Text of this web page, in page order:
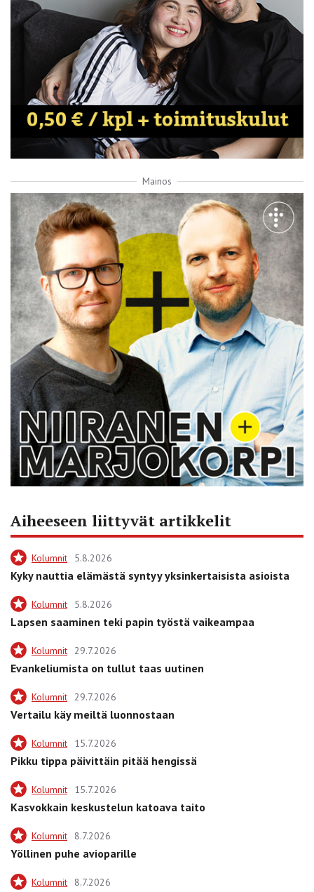
Mainos
Aiheeseen liittyvät artikkelit
Kolumnit 5.8.2026
Kyky nauttia elämästä syntyy yksinkertaisista asioista
Kolumnit 5.8.2026
Lapsen saaminen teki papin työstä vaikeampaa
Kolumnit 29.7.2026
Evankeliumista on tullut taas uutinen
Kolumnit 29.7.2026
Vertailu käy meiltä luonnostaan
Kolumnit 15.7.2026
Pikku tippa päivittäin pitää hengissä
Kolumnit 15.7.2026
Kasvokkain keskustelun katoava taito
Kolumnit 8.7.2026
Yöllinen puhe avioparille
Kolumnit 8.7.2026